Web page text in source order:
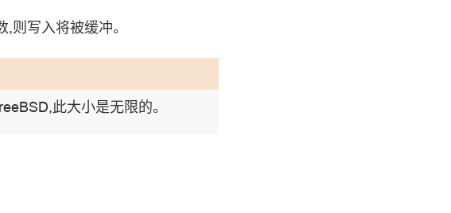
,则写入将被缓冲。
此大小是无限的。